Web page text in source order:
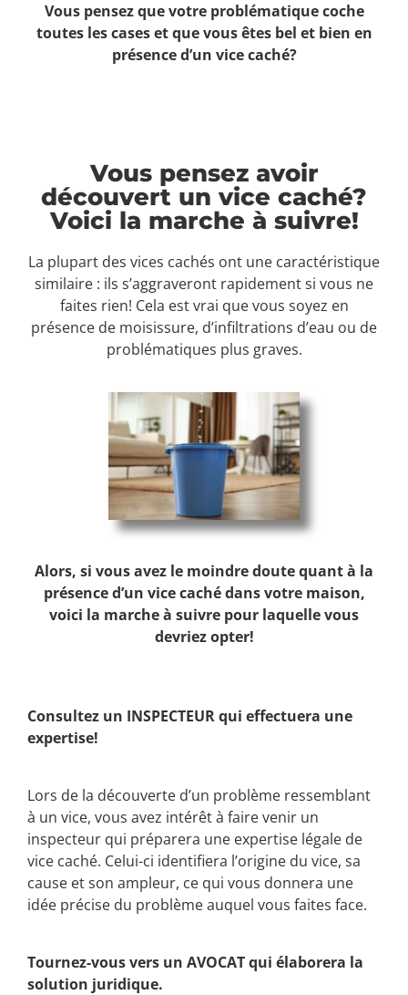
Vous pensez que votre problématique coche
toutes les cases et que vous êtes bel et bien en
présence d’un vice caché?
Vous pensez avoir
découvert un vice caché?
Voici la marche à suivre!
La plupart des vices cachés ont une caractéristique
similaire : ils s’aggraveront rapidement si vous ne
faites rien! Cela est vrai que vous soyez en
présence de moisissure, d’infiltrations d’eau ou de
problématiques plus graves.
Alors, si vous avez le moindre doute quant à la
présence d’un vice caché dans votre maison,
voici la marche à suivre pour laquelle vous
devriez opter!
Consultez un INSPECTEUR qui effectuera une
expertise!
Lors de la découverte d’un problème ressemblant
à un vice, vous avez intérêt à faire venir un
inspecteur qui préparera une expertise légale de
vice caché. Celui-ci identifiera l’origine du vice, sa
cause et son ampleur, ce qui vous donnera une
idée précise du problème auquel vous faites face.
Tournez-vous vers un AVOCAT qui élaborera la
solution juridique.